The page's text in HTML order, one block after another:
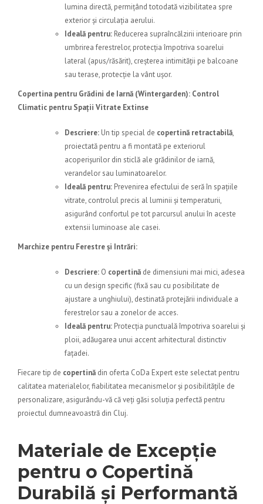
lumina directă, permițând totodată vizibilitatea spre
exterior și circulația aerului.
Ideală pentru: Reducerea supraîncălzirii interioare prin
umbrirea ferestrelor, protecția împotriva soarelui
lateral (apus/răsărit), creșterea intimității pe balcoane
sau terase, protecție la vânt ușor.
Copertina pentru Grădini de Iarnă (Wintergarden): Control
Climatic pentru Spații Vitrate Extinse
Descriere: Un tip special de copertină retractabilă,
proiectată pentru a fi montată pe exteriorul
acoperișurilor din sticlă ale grădinilor de iarnă,
verandelor sau luminatoarelor.
Ideală pentru: Prevenirea efectului de seră în spațiile
vitrate, controlul precis al luminii și temperaturii,
asigurând confortul pe tot parcursul anului în aceste
extensii luminoase ale casei.
Marchize pentru Ferestre și Intrări:
Descriere: O copertină de dimensiuni mai mici, adesea
cu un design specific (fixă sau cu posibilitate de
ajustare a unghiului), destinată protejării individuale a
ferestrelor sau a zonelor de acces.
Ideală pentru: Protecția punctuală împotriva soarelui și
ploii, adăugarea unui accent arhitectural distinctiv
fațadei.
Fiecare tip de copertină din oferta CoDa Expert este selectat pentru
calitatea materialelor, fiabilitatea mecanismelor și posibilitățile de
personalizare, asigurându-vă că veți găsi soluția perfectă pentru
proiectul dumneavoastră din Cluj.
Materiale de Excepție
pentru o Copertină
Durabilă și Performantă